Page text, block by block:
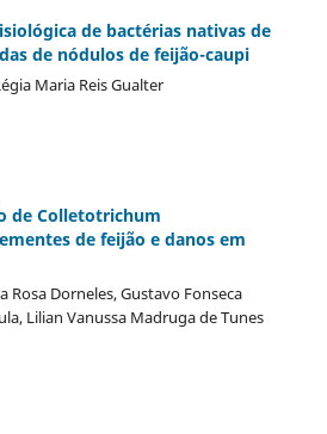
de bactérias nativas de
de nódulos de feijão-caupi
Maria Reis Gualter
de Colletotrichum
de feijão e danos em
Rosa Dorneles, Gustavo Fonseca
Lilian Vanussa Madruga de Tunes